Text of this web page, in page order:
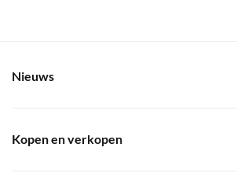
Nieuws
Kopen en verkopen